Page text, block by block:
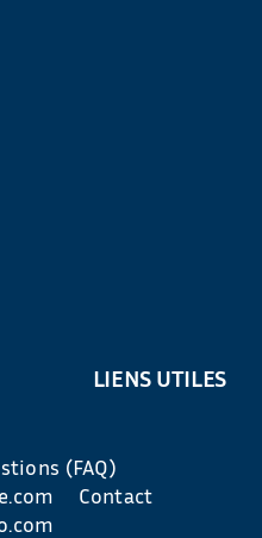
LIENS UTILES
(FAQ)
Contact